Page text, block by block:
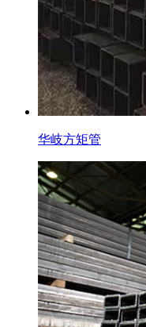
华岐方矩管